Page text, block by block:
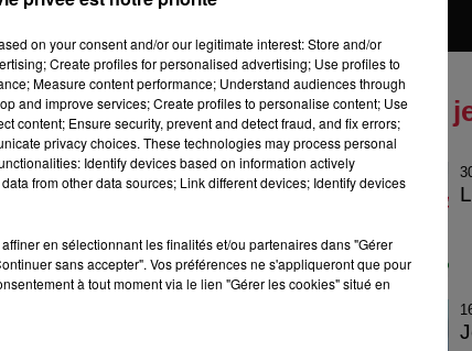
Tous les
on your consent and/or our legitimate interest: Store and/or
Create profiles for personalised advertising; Use profiles to
Measure content performance; Understand audiences through
and improve services; Create profiles to personalise content; Use
content; Ensure security, prevent and detect fraud, and fix errors;
privacy choices. These technologies may process personal
Identify devices based on information actively
from other data sources; Link different devices; Identify devices
en sélectionnant les finalités et/ou partenaires dans "Gérer
sans accepter". Vos préférences ne s'appliqueront que pour
à tout moment via le lien "Gérer les cookies" situé en